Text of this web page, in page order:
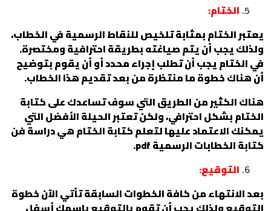
الختام:
يعتبر الختام بمثابة تلخيص للنقاط الرسمية في الخطاب،
ولذلك يجب أن يتم صياغته بطريقة احترافية ومختصرة.
في الختام يجب أن تطلب إجراء محدد أو أن يقوم بتوضيح
أن هناك خطوة ما منتظرة من بعد تقديم هذا الخطاب.
هناك الكثير من الطريق التي سوف تساعدك على كتابة
الختام بشكل احترافي، ولكن تعتبر الحيلة الأفضل التي
يمكنك الاعتماد عليها لتعلم كتابة الختام هي دراسة فن
كتابة الخطابات الرسمية pdf.
التوقيع:
بعد الانتهاء من كافة الخطوات السابقة تأتي الآن خطوة